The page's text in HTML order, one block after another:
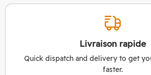
Livraison rapide
Quick dispatch and delivery to get
faster.